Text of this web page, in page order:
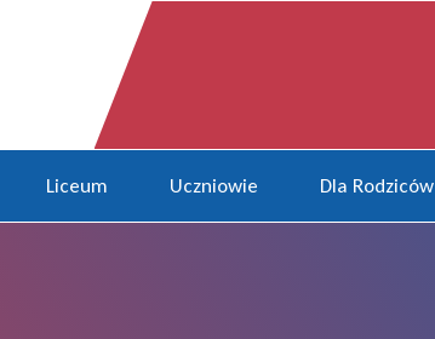
Liceum Uczniowie Dla Rodziców